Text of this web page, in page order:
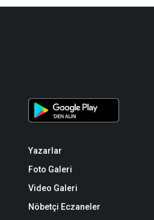
Yazarlar
Foto Galeri
Video Galeri
Nöbetçi Eczaneler